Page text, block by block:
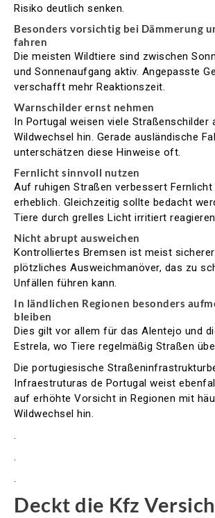
Risiko deutlich senken.
Besonders vorsichtig bei Dämmerung
fahren
Die meisten Wildtiere sind zwischen
und Sonnenaufgang aktiv. Angepasste
verschafft mehr Reaktionszeit.
Warnschilder ernst nehmen
In Portugal weisen viele Straßenschilder
Wildwechsel hin. Gerade ausländische
unterschätzen diese Hinweise oft.
Fernlicht sinnvoll nutzen
Auf ruhigen Straßen verbessert Fernlicht
erheblich. Gleichzeitig sollte bedacht
Tiere durch grelles Licht irritiert
Nicht abrupt ausweichen
Kontrolliertes Bremsen ist meist
plötzliches Ausweichmanöver, das zu
Unfällen führen kann.
In ländlichen Regionen besonders
bleiben
Dies gilt vor allem für das Alentejo und
Estrela, wo Tiere regelmäßig Straßen
Die portugiesische
Infraestruturas de Portugal weist
auf erhöhte Vorsicht in Regionen mit
Wildwechsel hin.
.
.
.
Deckt die Kfz